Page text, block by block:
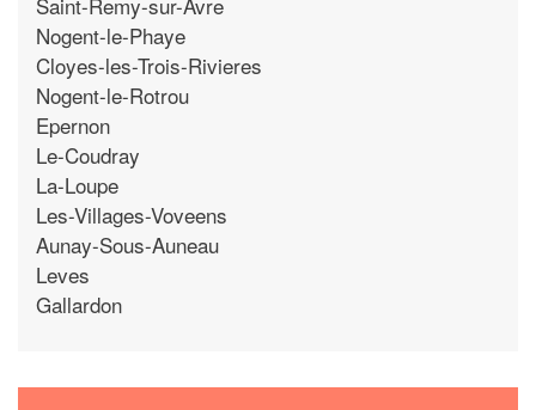
Nogent-le-Phaye
Cloyes-les-Trois-Rivieres
Nogent-le-Rotrou
Epernon
Le-Coudray
La-Loupe
Les-Villages-Voveens
Aunay-Sous-Auneau
Leves
Gallardon